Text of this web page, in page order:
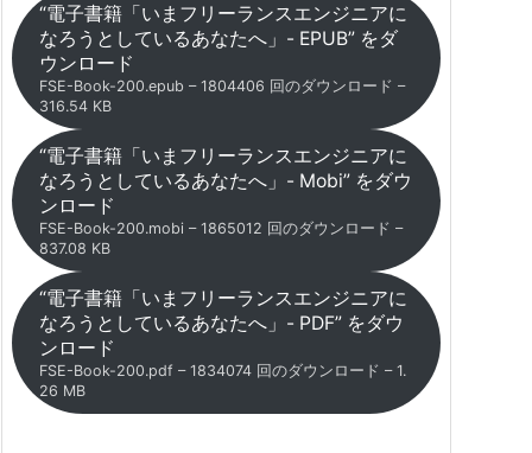
“電子書籍「いまフリーランスエンジニアに
なろうとしているあなたへ」- EPUB” をダ
ウンロード
FSE-Book-200.epub – 1804406 回のダウンロード –
316.54 KB
“電子書籍「いまフリーランスエンジニアに
なろうとしているあなたへ」- Mobi” をダウ
ンロード
FSE-Book-200.mobi – 1865012 回のダウンロード –
837.08 KB
“電子書籍「いまフリーランスエンジニアに
なろうとしているあなたへ」- PDF” をダウ
ンロード
FSE-Book-200.pdf – 1834074 回のダウンロード – 1.
26 MB